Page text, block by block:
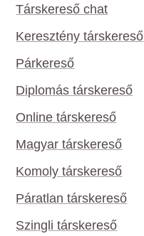
Társkereső chat
Keresztény társkereső
Párkereső
Diplomás társkereső
Online társkereső
Magyar társkereső
Komoly társkereső
Páratlan társkereső
Szingli társkereső